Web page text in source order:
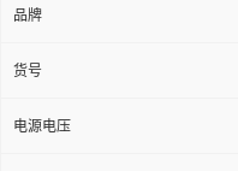
品牌
货号
电源电压